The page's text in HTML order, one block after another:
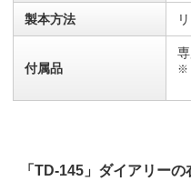
製本方法
付属品
「TD-145」ダイアリーの